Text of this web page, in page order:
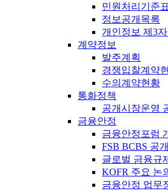
민원처리기준표
정보공개목록
개인정보 제3
계약정보
발주계획
경쟁입찰계약
수의계약현황
통화정책
공개시장운영
금융안정
금융안정포럼
FSB BCBS 공
글로벌 금융규
KOFR 주요 논
금융안정 업무